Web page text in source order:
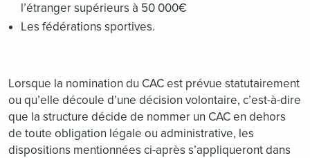
l’étranger supérieurs à 50 000€
Les fédérations sportives.
Lorsque la nomination du CAC est prévue statutairement
ou qu’elle découle d’une décision volontaire, c’est-à-dire
que la structure décide de nommer un CAC en dehors
de toute obligation légale ou administrative, les
dispositions mentionnées ci-après s’appliqueront dans